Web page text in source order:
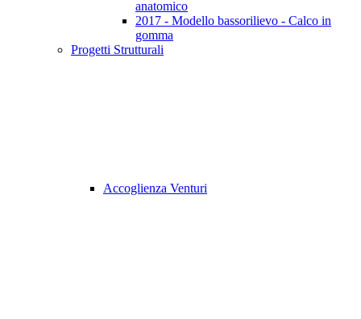
anatomico
2017 - Modello bassorilievo - Calco in
gomma
Progetti Strutturali
Accoglienza Venturi